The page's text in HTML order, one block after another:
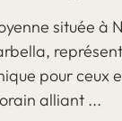
située à
pour ceux
alliant ...